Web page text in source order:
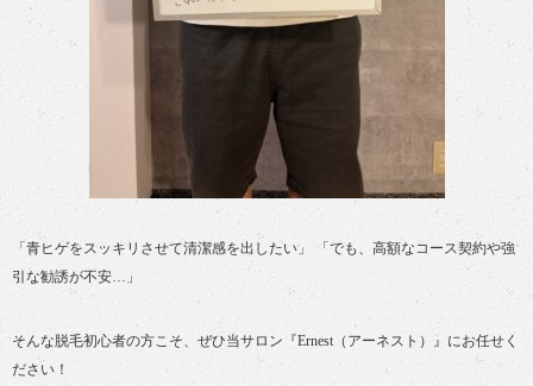
「青ヒゲをスッキリさせて清潔感を出したい」 「でも、高額なコース契約や強
引な勧誘が不安…」
そんな脱毛初心者の方こそ、ぜひ当サロン『Ernest（アーネスト）』にお任せく
ださい！